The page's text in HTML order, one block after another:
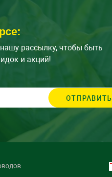
рассылку, чтобы быть
и акций!
ОТПРАВИТЬ